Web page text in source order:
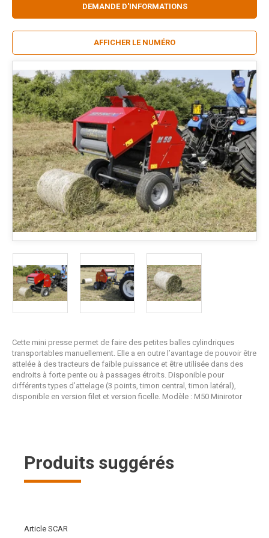
Cette mini presse permet de faire des petites balles cylindriques
transportables manuellement. Elle a en outre l’avantage de pouvoir être
attelée à des tracteurs de faible puissance et être utilisée dans des
endroits à forte pente ou à passages étroits. Disponible pour
différents types d’attelage (3 points, timon central, timon latéral),
disponible en version filet et version ficelle. Modèle : M50 Minirotor
DEMANDE D'INFORMATIONS
AFFICHER LE NUMÉRO
Produits suggérés
Article SCAR